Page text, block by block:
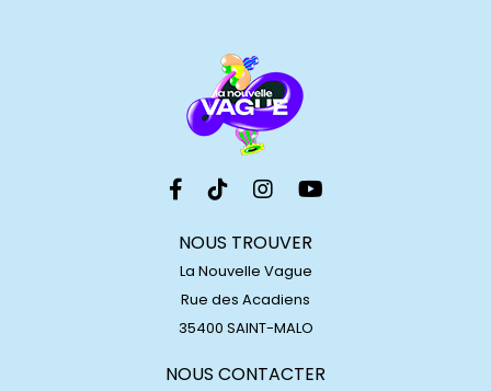
NOUS TROUVER
La Nouvelle Vague
Rue des Acadiens
35400 SAINT-MALO
NOUS CONTACTER